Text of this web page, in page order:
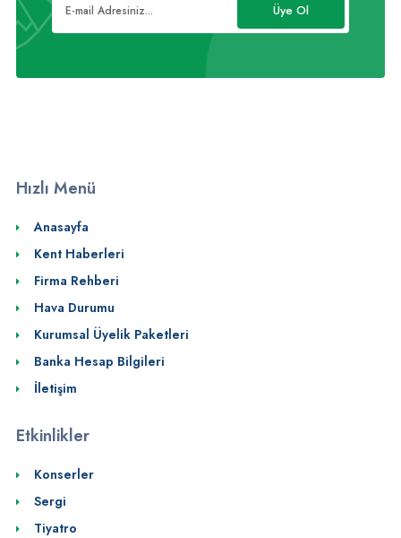
Üye Ol
Hızlı Menü
Anasayfa
Kent Haberleri
Firma Rehberi
Hava Durumu
Kurumsal Üyelik Paketleri
Banka Hesap Bilgileri
İletişim
Etkinlikler
Konserler
Sergi
Tiyatro